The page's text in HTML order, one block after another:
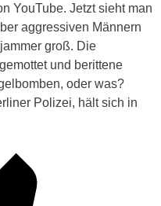
YouTube. Jetzt sieht man
aggressiven Männern
groß. Die
und berittene
oder was?
Polizei, hält sich in